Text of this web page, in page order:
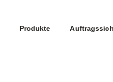
Produkte